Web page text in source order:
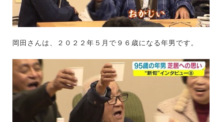
岡田さんは、２０２２年５月で９６歳になる年男です。